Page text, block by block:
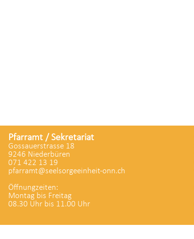
Pfarramt / Sekretariat
Gossauerstrasse 18
9246 Niederbüren
071 422 13 19
pfarramt@seelsorgeeinheit-onn.ch
Öffnungzeiten:
Montag bis Freitag
08.30 Uhr bis 11.00 Uhr